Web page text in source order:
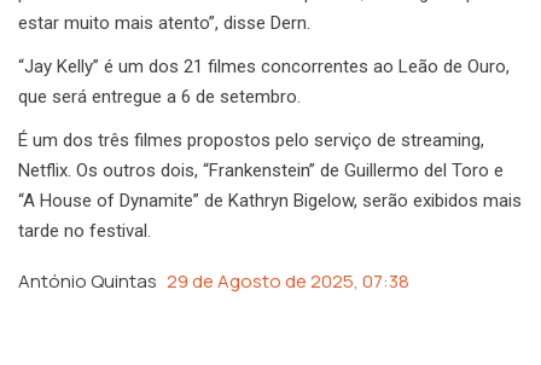
estar muito mais atento”, disse Dern.
“Jay Kelly” é um dos 21 filmes concorrentes ao Leão de Ouro,
que será entregue a 6 de setembro.
É um dos três filmes propostos pelo serviço de streaming,
Netflix. Os outros dois, “Frankenstein” de Guillermo del Toro e
“A House of Dynamite” de Kathryn Bigelow, serão exibidos mais
tarde no festival.
António Quintas 29 de Agosto de 2025, 07:38